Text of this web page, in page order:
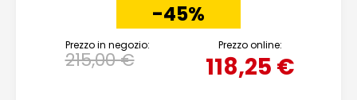
-45%
Prezzo in negozio:
215,00 €
Prezzo online:
118,25 €